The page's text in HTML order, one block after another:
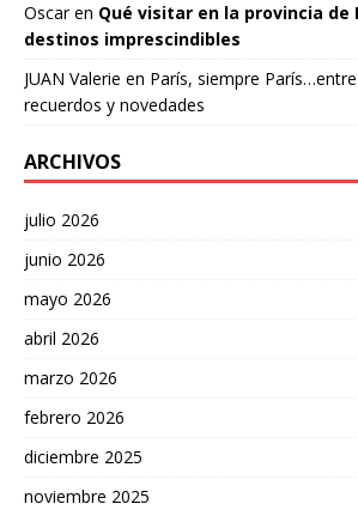
Oscaren Qué visitar en la provincia de
destinos imprescindibles
JUAN Valerie en París, siempre
recuerdos y novedades
ARCHIVOS
julio 2026
junio 2026
mayo 2026
abril 2026
marzo 2026
febrero 2026
diciembre 2025
noviembre 2025